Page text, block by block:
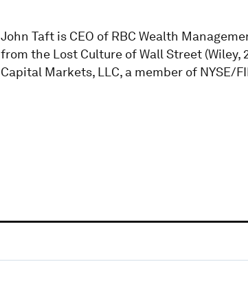
John Taft is CEO of RBC Wealth
from the Lost Culture of Wall Street (Wiley,
Capital Markets, LLC, a member of NYSE/